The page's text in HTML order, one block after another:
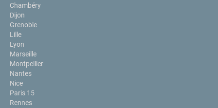
Chambéry
Dijon
Grenoble
Lille
Lyon
Marseille
Montpellier
Nantes
Nice
Paris 15
Rennes